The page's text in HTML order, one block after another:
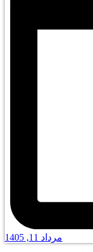
مرداد 11, 1405